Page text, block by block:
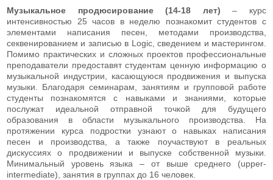
Музыкальное продюсирование (14-18 лет) – курс
интенсивностью 25 часов в неделю познакомит студентов с
элементами написания песен, методами производства,
секвенированием и записью в Logic, сведением и мастерингом.
Помимо практических и сложных проектов профессиональные
преподаватели предоставят студентам ценную информацию о
музыкальной индустрии, касающуюся продвижения и выпуска
музыки. Благодаря семинарам, занятиям и групповой работе
студенты познакомятся с навыками и знаниями, которые
послужат идеальной отправной точкой для будущего
образования в области музыкального производства. На
протяжении курса подростки узнают о навыках написания
песен и производства, а также поучаствуют в реальных
дискуссиях о продвижении и выпуске собственной музыки.
Минимальный уровень языка – от выше среднего (upper-
intermediate), занятия в группах до 16 человек.